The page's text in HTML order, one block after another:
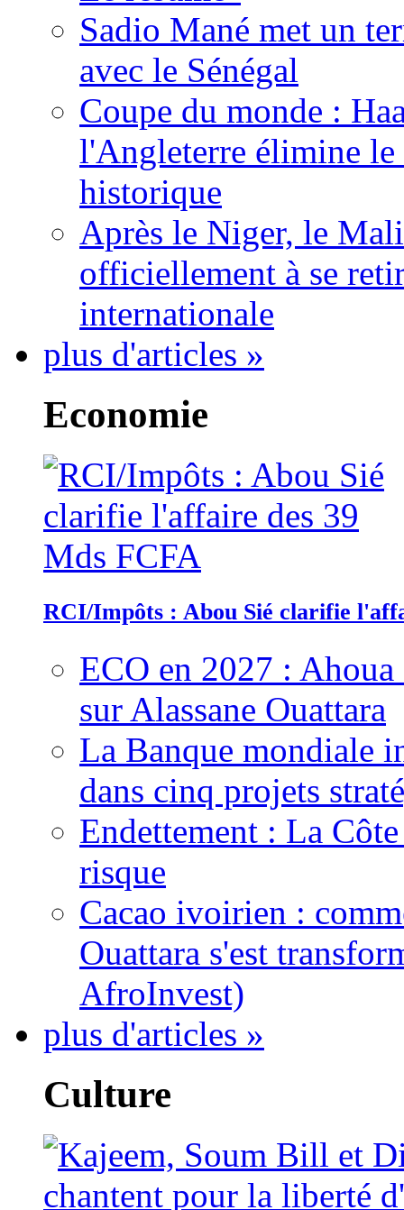
Sadio Mané met un
avec le Sénégal
Coupe du monde :
l'Angleterre élimine
historique
Après le Niger, le
officiellement à se
internationale
plus d'articles »
Economie
RCI/Impôts : Abou Sié clarifie
ECO en 2027 :
sur Alassane Ouattara
La Banque mondiale
dans cinq projets
Endettement : La
risque
Cacao ivoirien :
Ouattara s'est
AfroInvest)
plus d'articles »
Culture